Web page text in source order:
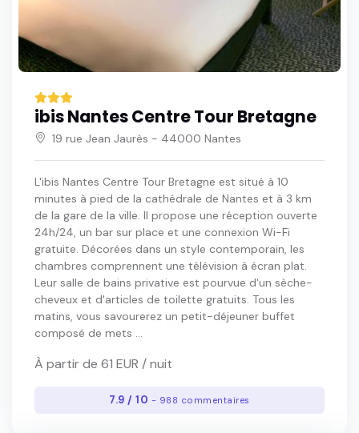
ibis Nantes Centre Tour Bretagne
19 rue Jean Jaurès - 44000 Nantes
L'ibis Nantes Centre Tour Bretagne est situé à 10
minutes à pied de la cathédrale de Nantes et à 3 km
de la gare de la ville. Il propose une réception ouverte
24h/24, un bar sur place et une connexion Wi-Fi
gratuite. Décorées dans un style contemporain, les
chambres comprennent une télévision à écran plat.
Leur salle de bains privative est pourvue d'un sèche-
cheveux et d'articles de toilette gratuits. Tous les
matins, vous savourerez un petit-déjeuner buffet
composé de mets ...
À partir de 61 EUR / nuit
7.9 / 10 - 988 commentaires